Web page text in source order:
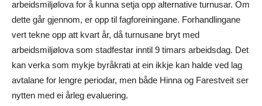
arbeidsmiljølova for å kunna setja opp alternative turnusar. Om
dette går gjennom, er opp til fagforeiningane. Forhandlingane
vert tekne opp att kvart år, då turnusane bryt med
arbeidsmiljølova som stadfestar inntil 9 timars arbeidsdag. Det
kan verka som mykje byråkrati at ein ikkje kan halde ved lag
avtalane for lengre periodar, men både Hinna og Farestveit ser
nytten med ei årleg evaluering.